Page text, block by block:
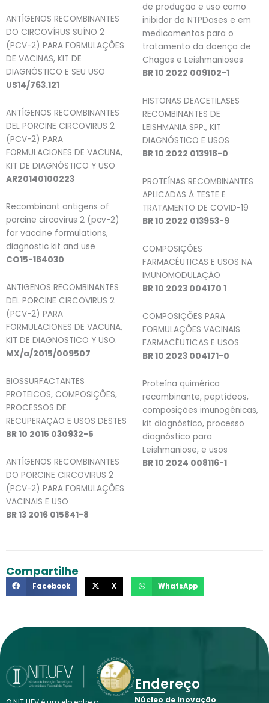
ANTÍGENOS RECOMBINANTES
DO CIRCOVÍRUS SUÍNO 2
(PCV-2) PARA FORMULAÇÕES
DE VACINAS, KIT DE
DIAGNÓSTICO E SEU USO
US14/763.121
ANTÍGENOS RECOMBINANTES
DEL PORCINE CIRCOVIRUS 2
(PCV-2) PARA
FORMULACIONES DE VACUNA,
KIT DE DIAGNÓSTICO Y USO
AR20140100223
Recombinant antigens of
porcine circovirus 2 (pcv-2)
for vaccine formulations,
diagnostic kit and use
CO15-164030
ANTIGENOS RECOMBINANTES
DEL PORCINE CIRCOVIRUS 2
(PCV-2) PARA
FORMULACIONES DE VACUNA,
KIT DE DIAGNOSTICO Y USO.
MX/a/2015/009507
BIOSSURFACTANTES
PROTEICOS, COMPOSIÇÕES,
PROCESSOS DE
RECUPERAÇÃO E USOS DESTES
BR 10 2015 030932-5
ANTÍGENOS RECOMBINANTES
DO PORCINE CIRCOVIRUS 2
(PCV-2) PARA FORMULAÇÕES
VACINAIS E USO
BR 13 2016 015841-8
de produção e uso como
inibidor de NTPDases e em
medicamentos para o
tratamento da doença de
Chagas e Leishmanioses
BR 10 2022 009102-1
HISTONAS DEACETILASES
RECOMBINANTES DE
LEISHMANIA SPP., KIT
DIAGNÓSTICO E USOS
BR 10 2022 013918-0
PROTEÍNAS RECOMBINANTES
APLICADAS À TESTE E
TRATAMENTO DE COVID-19
BR 10 2022 013953-9
COMPOSIÇÕES
FARMACÊUTICAS E USOS NA
IMUNOMODULAÇÃO
BR 10 2023 004170 1
COMPOSIÇÕES PARA
FORMULAÇÕES VACINAIS
FARMACÊUTICAS E USOS
BR 10 2023 004171-0
Proteína quimérica
recombinante, peptídeos,
composições imunogênicas,
kit diagnóstico, processo
diagnóstico para
Leishmaniose, e usos
BR 10 2024 008116-1
Compartilhe
Facebook X WhatsApp
Endereço
Núcleo de Inovação